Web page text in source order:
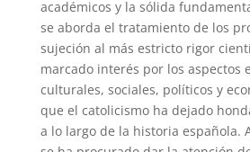
académicos y la sólida
se aborda el tratamiento de los
sujeción al más estricto rigor
marcado interés por los aspectos
culturales, sociales, políticos y
que el catolicismo ha dejado
a lo largo de la historia española.